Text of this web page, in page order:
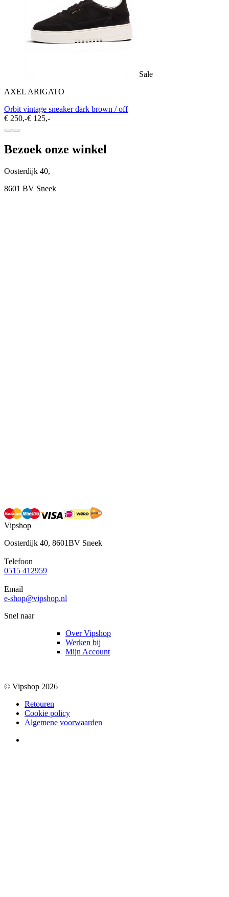
Sale
AXEL ARIGATO
Orbit vintage sneaker dark brown / off
€ 250,-€ 125,-
Bezoek onze winkel
Oosterdijk 40,
8601 BV Sneek
Vipshop
Oosterdijk 40, 8601BV Sneek
Telefoon
0515 412959
Email
e-shop@vipshop.nl
Snel naar
Over Vipshop
Werken bij
Mijn Account
© Vipshop 2026
Retouren
Cookie policy
Algemene voorwaarden